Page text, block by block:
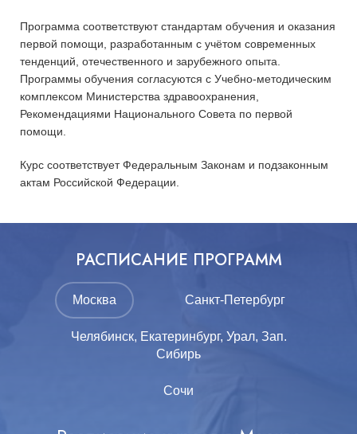
Программа соответствуют стандартам обучения и оказания
первой помощи, разработанным с учётом современных
тенденций, отечественного и зарубежного опыта.
Программы обучения согласуются с Учебно-методическим
комплексом Министерства здравоохранения,
Рекомендациями Национального Совета по первой
помощи.
Курс соответствует Федеральным Законам и подзаконным
актам Российской Федерации.
РАСПИСАНИЕ ПРОГРАММ
Москва Санкт-Петербург
Челябинск, Екатеринбург, Урал, Зап.
Сибирь
Сочи